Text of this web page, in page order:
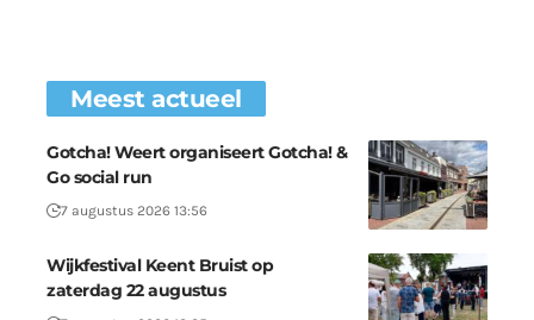
Meest actueel
Gotcha! Weert organiseert Gotcha! &
Go social run
7 augustus 2026 13:56
Wijkfestival Keent Bruist op
zaterdag 22 augustus